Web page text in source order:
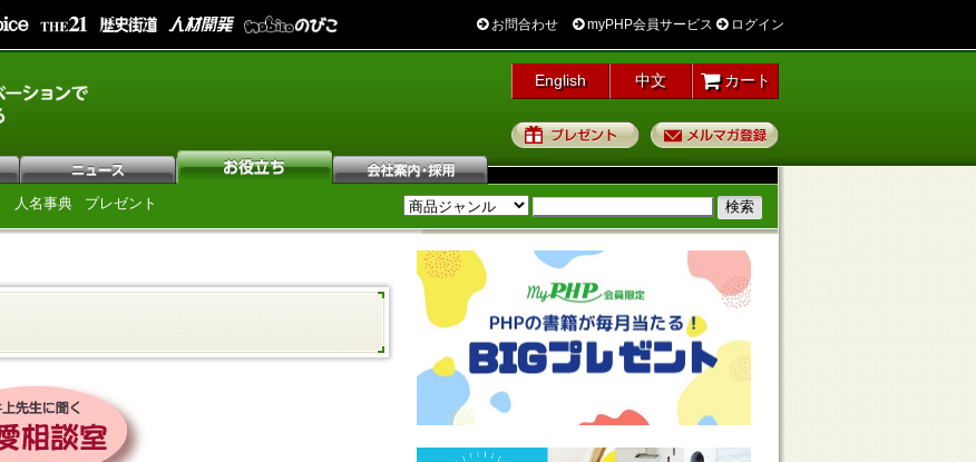
お問合わせ myPHP会員サービス ログイン
English 中文 カート
プレゼント
人名事典 プレゼント